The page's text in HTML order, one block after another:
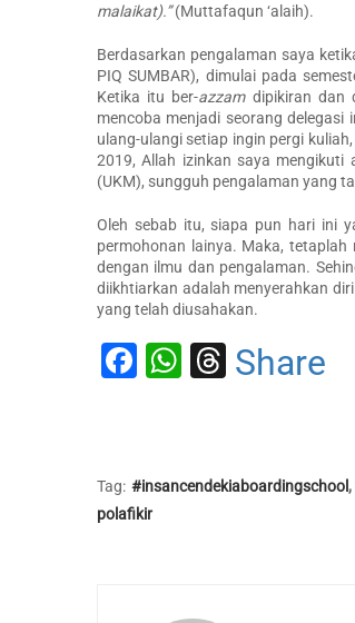
malaikat).”(Muttafaqun ‘alaih).
Berdasarkan pengalaman saya
PIQ SUMBAR), dimulai pada
Ketika itu ber-azzamdipikiran dan
mencoba menjadi seorang
ulang-ulangi setiap ingin pergi
2019, Allah izinkan saya mengikuti
(UKM), sungguh pengalaman yang
Oleh sebab itu, siapa pun hari ini
permohonan lainya. Maka,
dengan ilmu dan pengalaman.
diikhtiarkan adalah menyerahkan
yang telah diusahakan.
Facebook
WhatsApp
Threads
Share
Tag: #insancendekiaboardingschool ,
polafikir